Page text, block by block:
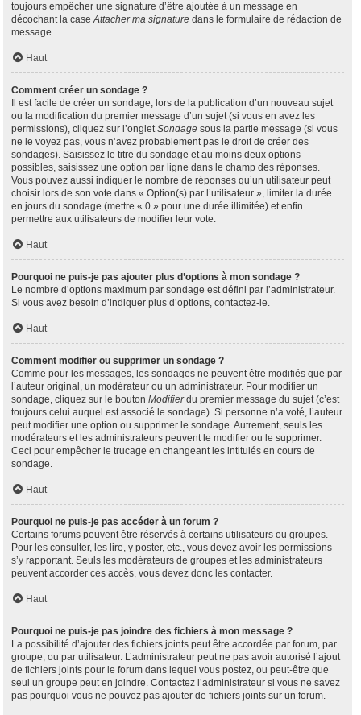
toujours empêcher une signature d’être ajoutée à un message en
décochant la caseAttacher ma signature dans le formulaire de rédaction de
message.
Haut
Comment créer un sondage ?
Il est facile de créer un sondage, lors de la publication d’un nouveau sujet
ou la modification du premier message d’un sujet (si vous en avez les
permissions), cliquez sur l’ongletSondage sous la partie message (si vous
ne le voyez pas, vous n’avez probablement pas le droit de créer des
sondages). Saisissez le titre du sondage et au moins deux options
possibles, saisissez une option par ligne dans le champ des réponses.
Vous pouvez aussi indiquer le nombre de réponses qu’un utilisateur peut
choisir lors de son vote dans « Option(s) par l’utilisateur », limiter la durée
en jours du sondage (mettre « 0 » pour une durée illimitée) et enfin
permettre aux utilisateurs de modifier leur vote.
Haut
Pourquoi ne puis-je pas ajouter plus d’options à mon sondage ?
Le nombre d’options maximum par sondage est défini par l’administrateur.
Si vous avez besoin d’indiquer plus d’options, contactez-le.
Haut
Comment modifier ou supprimer un sondage ?
Comme pour les messages, les sondages ne peuvent être modifiés que par
l’auteur original, un modérateur ou un administrateur. Pour modifier un
sondage, cliquez sur le bouton Modifierdu premier message du sujet (c’est
toujours celui auquel est associé le sondage). Si personne n’a voté, l’auteur
peut modifier une option ou supprimer le sondage. Autrement, seuls les
modérateurs et les administrateurs peuvent le modifier ou le supprimer.
Ceci pour empêcher le trucage en changeant les intitulés en cours de
sondage.
Haut
Pourquoi ne puis-je pas accéder à un forum ?
Certains forums peuvent être réservés à certains utilisateurs ou groupes.
Pour les consulter, les lire, y poster, etc., vous devez avoir les permissions
s’y rapportant. Seuls les modérateurs de groupes et les administrateurs
peuvent accorder ces accès, vous devez donc les contacter.
Haut
Pourquoi ne puis-je pas joindre des fichiers à mon message ?
La possibilité d’ajouter des fichiers joints peut être accordée par forum, par
groupe, ou par utilisateur. L’administrateur peut ne pas avoir autorisé l’ajout
de fichiers joints pour le forum dans lequel vous postez, ou peut-être que
seul un groupe peut en joindre. Contactez l’administrateur si vous ne savez
pas pourquoi vous ne pouvez pas ajouter de fichiers joints sur un forum.